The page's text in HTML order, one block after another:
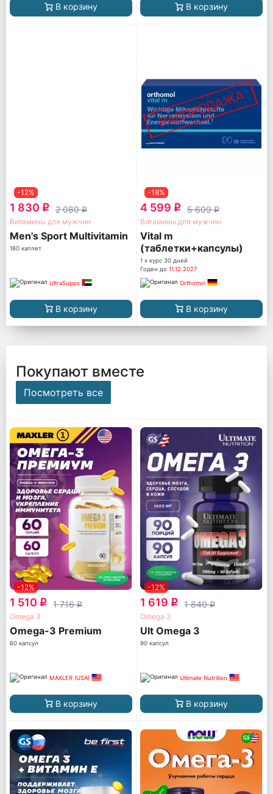
В корзину В корзину
-12%
1 830 q 2 080q
Витамины для мужчин
Men's Sport Multivitamin
180 каплет
UltraSupps
В корзину
-18%
4 599 q 5 609q
Витамины для мужчин
Vital m
(таблетки+капсулы)
1 x курс 30 дней
Годен до11.12.2027
Orthomol
В корзину
Покупают вместе
Посмотреть все
-12%
1 510 q 1 716q
Omega 3
Omega-3 Premium
60 капсул
MAXLER (USA)
В корзину
-12%
1 619 q 1 840q
Omega 3
Ult Omega 3
90 капсул
Ultimate Nutrition
В корзину